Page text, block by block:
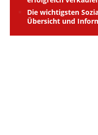
Die wichtigsten
Übersicht und